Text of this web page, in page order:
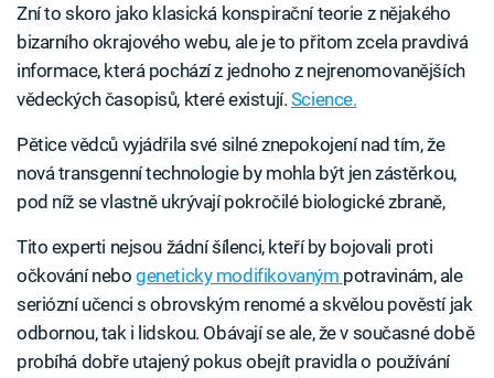
Zní to skoro jako klasická konspirační teorie z nějakého
bizarního okrajového webu, ale je to přitom zcela pravdivá
informace, která pochází z jednoho z nejrenomovanějších
vědeckých časopisů, které existují. Science.
Pětice vědců vyjádřila své silné znepokojení nad tím, že
nová transgenní technologie by mohla být jen zástěrkou,
pod níž se vlastně ukrývají pokročilé biologické zbraně,
Tito experti nejsou žádní šílenci, kteří by bojovali proti
očkování nebogeneticky modifikovaným potravinám, ale
seriózní učenci s obrovským renomé a skvělou pověstí jak
odbornou, tak i lidskou. Obávají se ale, že v současné době
probíhá dobře utajený pokus obejít pravidla o používání